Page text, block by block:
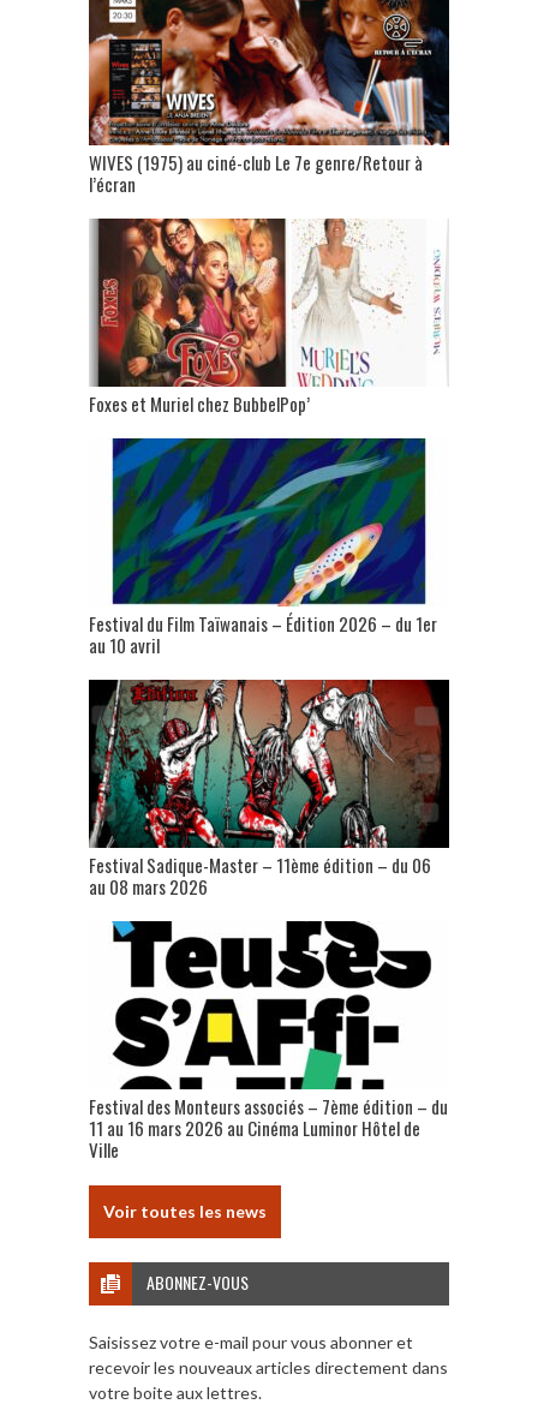
WIVES (1975) au ciné-club Le 7e genre/Retour à
l’écran
Foxes et Muriel chez BubbelPop’
Festival du Film Taïwanais – Édition 2026 – du 1er
au 10 avril
Festival Sadique-Master – 11ème édition – du 06
au 08 mars 2026
Festival des Monteurs associés – 7ème édition – du
11 au 16 mars 2026 au Cinéma Luminor Hôtel de
Ville
Voir toutes les news
ABONNEZ-VOUS
Saisissez votre e-mail pour vous abonner et
recevoir les nouveaux articles directement dans
votre boite aux lettres.